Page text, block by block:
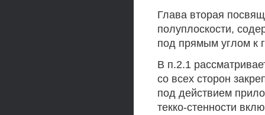
Глава вторая
полуплоскости,
под прямым углом к
В п.2.1
со всех сторон
под действием
текко-стенности